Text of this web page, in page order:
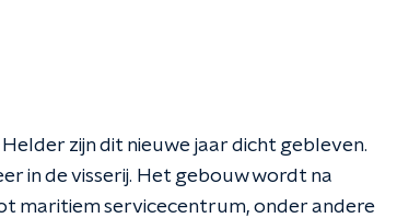
zijn dit nieuwe jaar dicht gebleven.
in de visserij. Het gebouw wordt na
maritiem servicecentrum, onder andere